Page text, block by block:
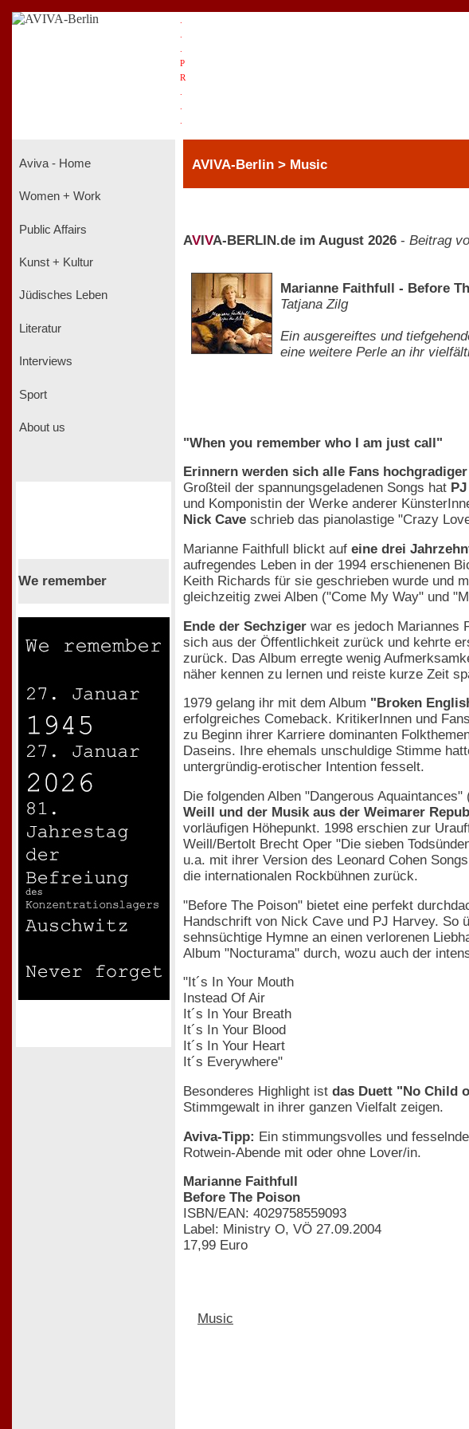
P
R
Aviva - Home
Women + Work
Public Affairs
Kunst + Kultur
Jüdisches Leben
Literatur
Interviews
Sport
About us
We remember
AVIVA-Berlin > Music
AV VA-BERLIN.de im August 2026 - Beitrag
Marianne Faithfull - Before
Tatjana Zilg
Ein ausgereiftes und
eine weitere Perle an ihr
"When you remember who I am just call"
Erinnern werden sich alle Fans
Großteil der spannungsgeladenen Songs hat
und Komponistin der Werke anderer
Nick Cave schrieb das pianolastige "Crazy
Marianne Faithfull blickt auf eine drei
aufregendes Leben in der 1994 erschienenen
Keith Richards für sie geschrieben wurde und
gleichzeitig zwei Alben ("Come My Way" und
Ende der Sechziger war es jedoch Mariannes
sich aus der Öffentlichkeit zurück und kehrte
zurück. Das Album erregte wenig
näher kennen zu lernen und reiste kurze Zeit
1979 gelang ihr mit dem Album "Broken
erfolgreiches Comeback. KritikerInnen und
zu Beginn ihrer Karriere dominanten
Daseins. Ihre ehemals unschuldige Stimme
untergründig-erotischer Intention fesselt.
Die folgenden Alben "Dangerous
Weill und der Musik aus der Weimarer
vorläufigen Höhepunkt. 1998 erschien zur
Weill/Bertolt Brecht Oper "Die sieben
u.a. mit ihrer Version des Leonard Cohen
die internationalen Rockbühnen zurück.
"Before The Poison" bietet eine perfekt
Handschrift von Nick Cave und PJ Harvey. So
sehnsüchtige Hymne an einen verlorenen
Album "Nocturama" durch, wozu auch der
"It´s In Your Mouth
Instead Of Air
It´s In Your Breath
It´s In Your Blood
It´s In Your Heart
It´s Everywhere"
Besonderes Highlight ist das Duett "No Child
Stimmgewalt in ihrer ganzen Vielfalt zeigen.
Aviva-Tipp: Ein stimmungsvolles und
Rotwein-Abende mit oder ohne Lover/in.
Marianne Faithfull
Before The Poison
ISBN/EAN: 4029758559093
Label: Ministry O, VÖ 27.09.2004
17,99 Euro
Music